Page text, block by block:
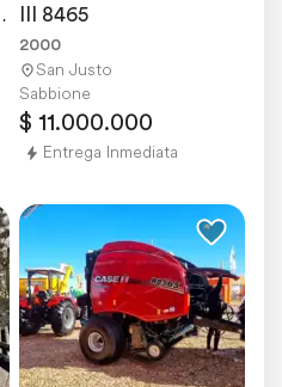
III 8465
2000
San Justo
Sabbione
$ 11.000.000
Entrega Inmediata